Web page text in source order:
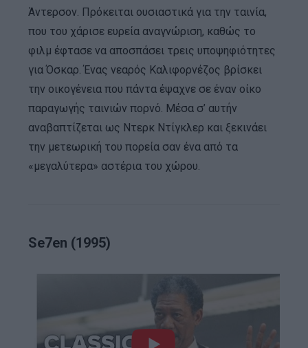
Άντερσον. Πρόκειται ουσιαστικά για την ταινία,
που του χάρισε ευρεία αναγνώριση, καθώς το
φιλμ έφτασε να αποσπάσει τρεις υποψηφιότητες
για Όσκαρ. Ένας νεαρός Καλιφορνέζος βρίσκει
την οικογένεια που πάντα έψαχνε σε έναν οίκο
παραγωγής ταινιών πορνό. Μέσα σ’ αυτήν
αναβαπτίζεται ως Ντερκ Ντίγκλερ και ξεκινάει
την μετεωρική του πορεία σαν ένα από τα
«μεγαλύτερα» αστέρια του χώρου.
Se7en (1995)